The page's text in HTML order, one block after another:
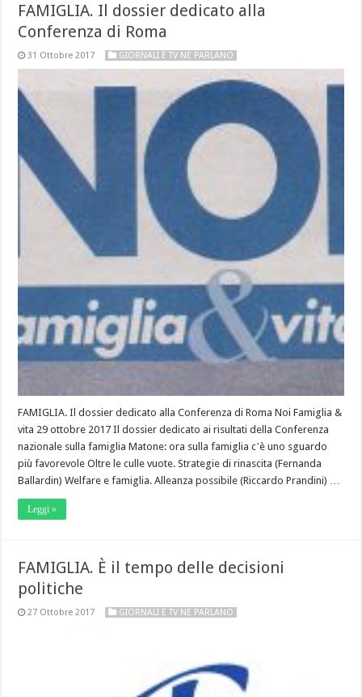
FAMIGLIA. Il dossier dedicato alla
Conferenza di Roma
31 Ottobre 2017 GIORNALI E TV NE PARLANO
FAMIGLIA. Il dossier dedicato alla Conferenza di Roma Noi Famiglia &
vita 29 ottobre 2017 Il dossier dedicato ai risultati della Conferenza
nazionale sulla famiglia Matone: ora sulla famiglia cʼè uno sguardo
più favorevole Oltre le culle vuote. Strategie di rinascita (Fernanda
Ballardin) Welfare e famiglia. Alleanza possibile (Riccardo Prandini) …
Leggi »
FAMIGLIA. È il tempo delle decisioni
politiche
27 Ottobre 2017 GIORNALI E TV NE PARLANO